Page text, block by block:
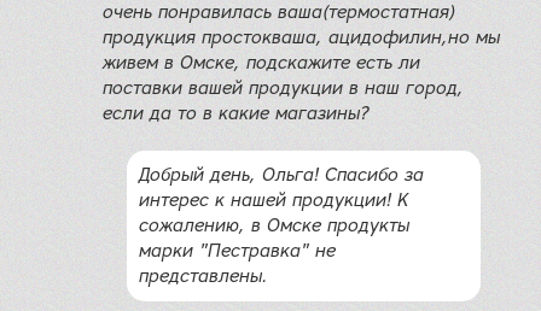
очень понравилась ваша(термостатная)
продукция простокваша, ацидофилин,но мы
живем в Омске, подскажите есть ли
поставки вашей продукции в наш город,
если да то в какие магазины?
Добрый день, Ольга! Спасибо за
интерес к нашей продукции! К
сожалению, в Омске продукты
марки "Пестравка" не
представлены.